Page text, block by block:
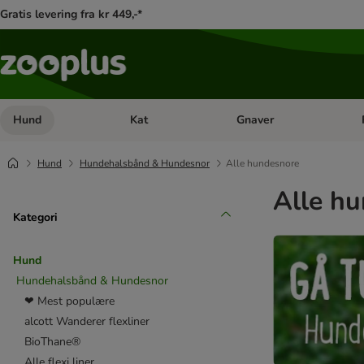
Gratis levering fra kr 449,-*
Hund Åben kategori menu: Hund
Kat Åben kategori menu: Kat
Gnaver
Hund Hundehalsbånd & Hundesnor Alle hundesnore
Kategori
Hund
Hundehalsbånd & Hundesnor
❤ Mest populære
alcott Wanderer flexliner
BioThane®
Alle